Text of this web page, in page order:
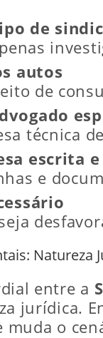
de
autos
de
técnica
escrita
e
Natureza
entre a
jurídica.
muda o